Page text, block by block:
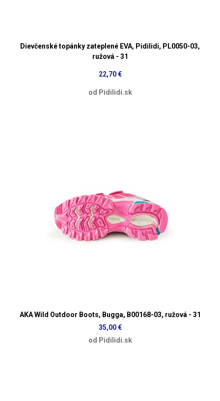
Dievčenské topánky zateplené EVA, Pidilidi, PL0050-03,
ružová - 31
22,70 €
od Pidilidi.sk
AKA Wild Outdoor Boots, Bugga, B00168-03, ružová - 31
35,00 €
od Pidilidi.sk